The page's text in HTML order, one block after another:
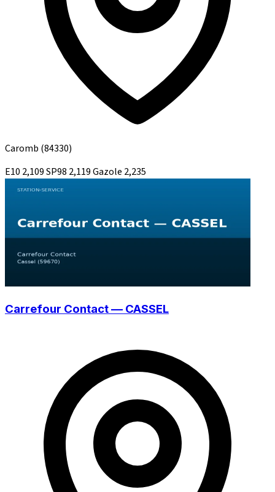
Caromb (84330)
E10 2,109SP98 2,119Gazole 2,235
Carrefour Contact — CASSEL